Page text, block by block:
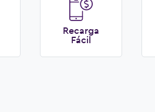
Recarga
Fácil